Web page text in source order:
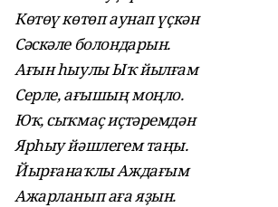
Көтөү көтөп аунап үҫкән
Сәскәле болондарын.
Ағын һыулы Ыҡ йылғам
Серле, ағышың моңло.
Юҡ, сыҡмаҫ иҫтәремдән
Ярһыу йәшлегем таңы.
Йырғанаҡлы Аждағым
Ажарланып аға яҙын.